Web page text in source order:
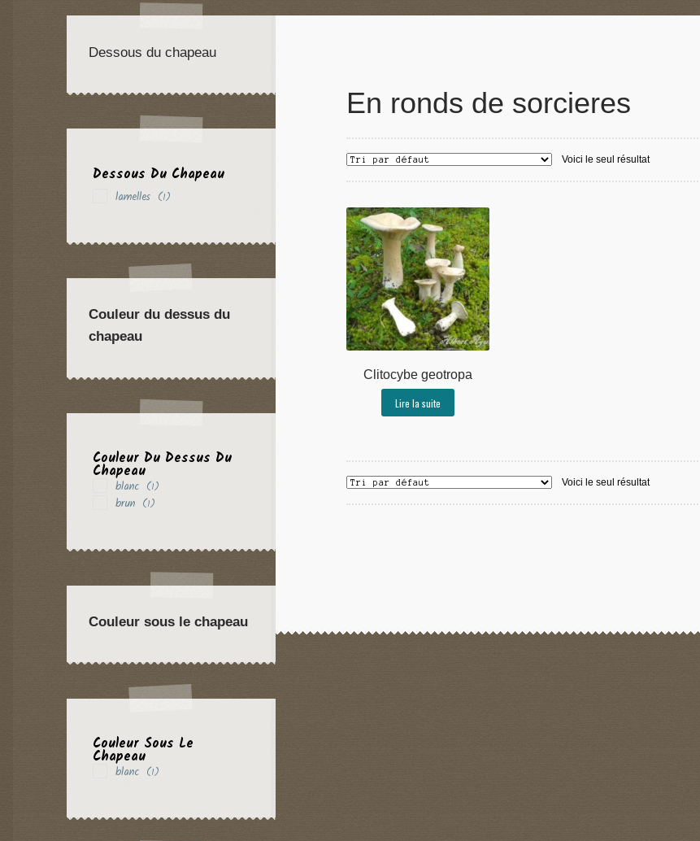
En ronds de sorcieres
Voici le seul résultat
Clitocybe geotropa
Lire la suite
Voici le seul résultat
Dessous du chapeau
Dessous Du Chapeau
lamelles (1)
Couleur du dessus du
chapeau
Couleur Du Dessus Du
Chapeau
blanc (1)
brun (1)
Couleur sous le chapeau
Couleur Sous Le
Chapeau
blanc (1)